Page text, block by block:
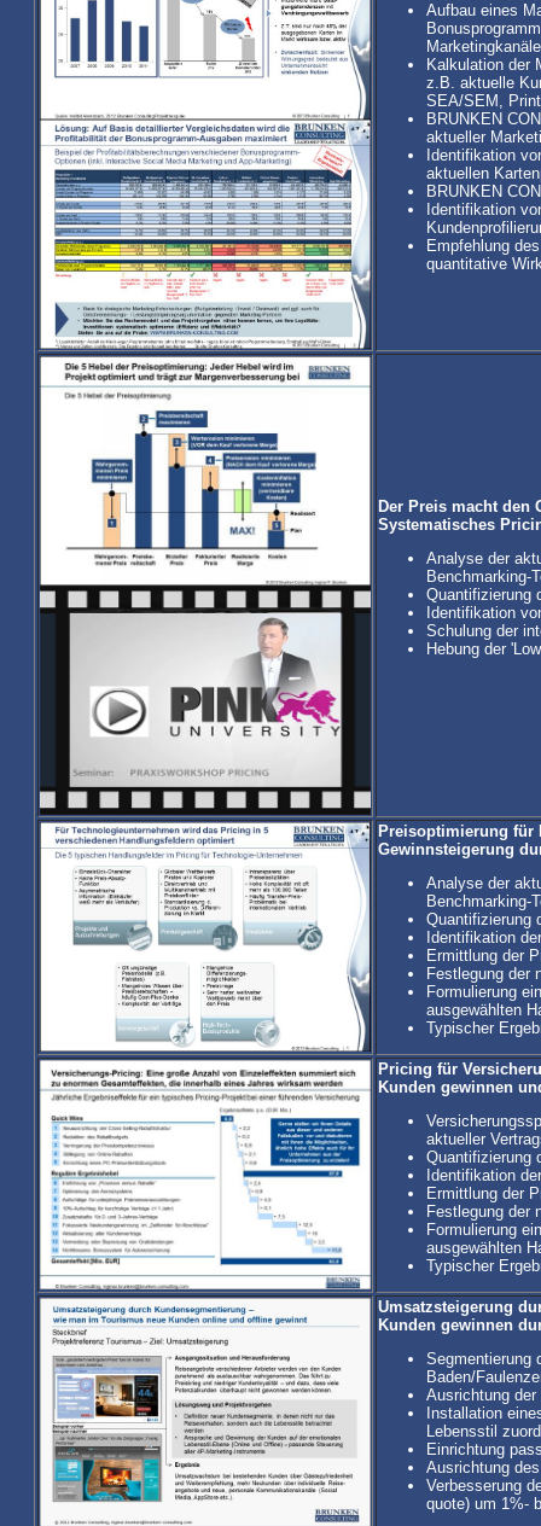
Aufbau eines
Kalkulation der
z.B. aktuelle
SEA/SEM,
BRUNKEN
aktueller
Identifikation
aktuellen
BRUNKEN
Identifikation
Empfehlung
quantitative
Der Preis macht den
Systematisches
Analyse der
Benchmarking-
Quantifizierung
Identifikation
Schulung der
Hebung der
Preisoptimierung für
Gewinnsteigerung
Analyse der
Benchmarking-
Quantifizierung
Identifikation
Ermittlung der
Festlegung der
Formulierung
ausgewählten
Typischer
Pricing für
Kunden gewinnen
aktueller
Quantifizierung
Identifikation
Ermittlung der
Festlegung der
Formulierung
ausgewählten
Typischer
Umsatzsteigerung
Kunden gewinnen
Segmentierung
Baden/
Ausrichtung
Installation
Lebensstil
Einrichtung
Ausrichtung
Verbesserung
quote) um 1%-